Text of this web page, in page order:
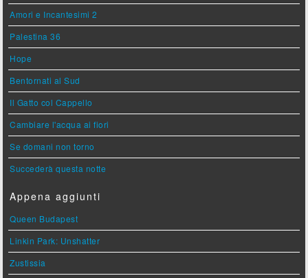
Amori e Incantesimi 2
Palestina 36
Hope
Bentornati al Sud
Il Gatto col Cappello
Cambiare l'acqua ai fiori
Se domani non torno
Succederà questa notte
Appena aggiunti
Queen Budapest
Linkin Park: Unshatter
Zustissia